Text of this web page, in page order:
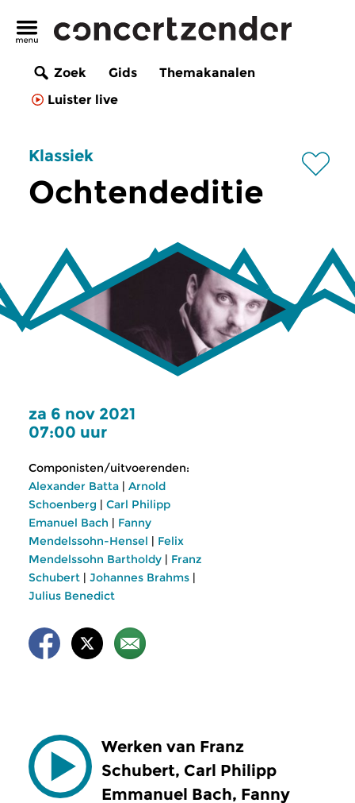
Zoek Gids
Themakanalen
Luister live
Klassiek
Ochtendeditie
za 6 nov 2021
07:00 uur
Componisten/uitvoerenden:
Alexander Batta | Arnold
Schoenberg | Carl Philipp
Emanuel Bach | Fanny
Mendelssohn-Hensel | Felix
Mendelssohn Bartholdy | Franz
Schubert | Johannes Brahms |
Julius Benedict
Werken van Franz
Schubert, Carl Philipp
Emmanuel Bach, Fanny